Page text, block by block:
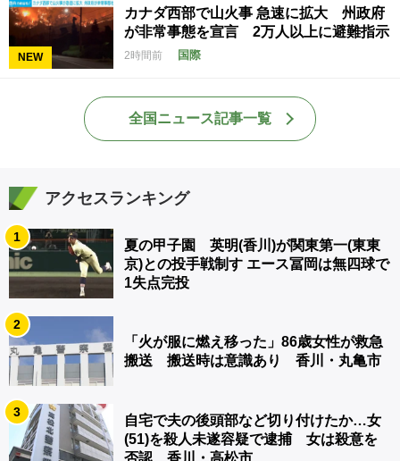
NEW
カナダ西部で山火事 急速に拡大 州政府
が非常事態を宣言 2万人以上に避難指示
2時間前 国際
全国ニュース記事一覧
アクセスランキング
1
夏の甲子園 英明(香川)が関東第一(東東
京)との投手戦制す エース冨岡は無四球で
1失点完投
2
「火が服に燃え移った」86歳女性が救急
搬送 搬送時は意識あり 香川・丸亀市
3
自宅で夫の後頭部など切り付けたか…女
(51)を殺人未遂容疑で逮捕 女は殺意を
否認 香川・高松市